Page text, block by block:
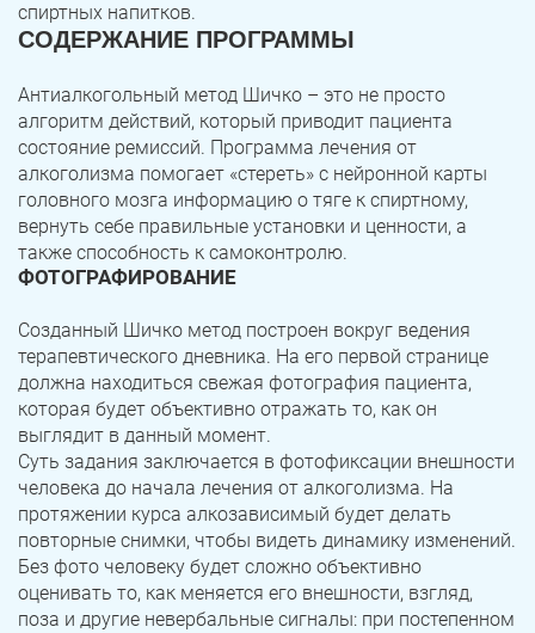
спиртных напитков.
СОДЕРЖАНИЕ ПРОГРАММЫ
Антиалкогольный метод Шичко – это не просто
алгоритм действий, который приводит пациента
состояние ремиссий. Программа лечения от
алкоголизма помогает «стереть» с нейронной карты
головного мозга информацию о тяге к спиртному,
вернуть себе правильные установки и ценности, а
также способность к самоконтролю.
ФОТОГРАФИРОВАНИЕ
Созданный Шичко метод построен вокруг ведения
терапевтического дневника. На его первой странице
должна находиться свежая фотография пациента,
которая будет объективно отражать то, как он
выглядит в данный момент.
Суть задания заключается в фотофиксации внешности
человека до начала лечения от алкоголизма. На
протяжении курса алкозависимый будет делать
повторные снимки, чтобы видеть динамику изменений.
Без фото человеку будет сложно объективно
оценивать то, как меняется его внешности, взгляд,
поза и другие невербальные сигналы: при постепенном